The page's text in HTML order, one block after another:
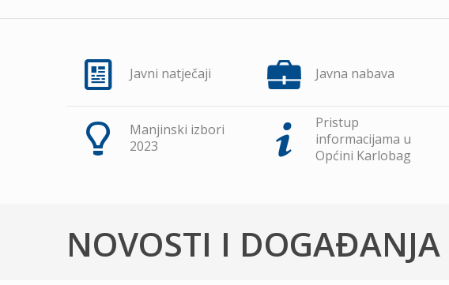
Javni natječaji Javna nabava
Manjinski izbori
2023
Pristup
informacijama u
Općini Karlobag
NOVOSTI I DOGAĐANJA